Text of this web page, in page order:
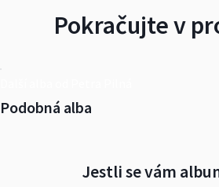
Pokračujte v
Podobná alba
Jestli se vám